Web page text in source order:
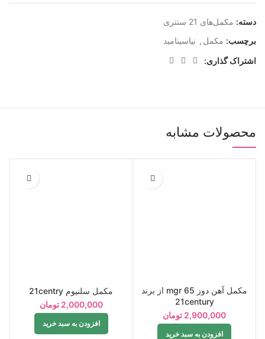
دسته: مکمل‌های 21 سنتری
برچسب: مکمل , نیاسینامید
اشتراک گذاری:
محصولات مشابه
مکمل آهن دوز 65 mgr از برند
21century
2,900,000 تومان
افزودن به سبد خرید
مکمل سلنیوم 21centry
2,000,000 تومان
افزودن به سبد خرید